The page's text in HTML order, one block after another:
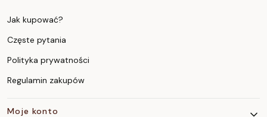
Jak kupować?
Częste pytania
Polityka prywatności
Regulamin zakupów
Moje konto